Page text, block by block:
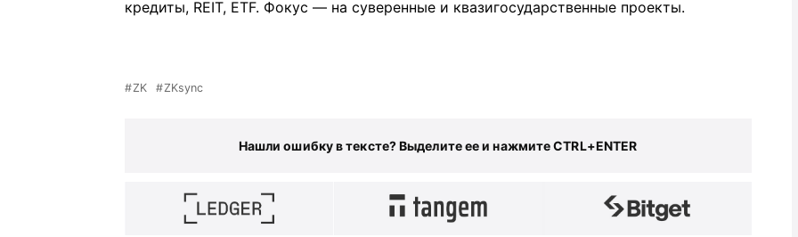
кредиты, REIT, ETF. Фокус — на суверенные и квазигосударственные проекты.
ZK ZKsync
Нашли ошибку в тексте? Выделите ее и нажмите CTRL+ENTER